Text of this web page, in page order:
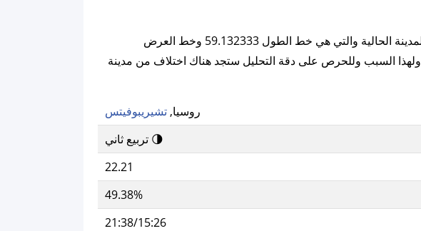
ملاحظة: كل التفاصيل والبيانات للقمر أدناه تم تحليليها بنائاً على خوارزميات تعتمد على احداثيات المدينة الحالية والتي هي خط الطول 59.132333 وخط العرض
37.909181 ايضاً مزامنة الأوقات بناء على التوقيت الزمني للمدينة والذي هوا Europe/Moscow ولهذا السبب وللحرص على دقة التحليل ستجد هناك اختلاف من مدينة
روسيا, تشيريبوفيتس
🌗 تربيع ثاني
22.21
49.38%
21:38/15:26